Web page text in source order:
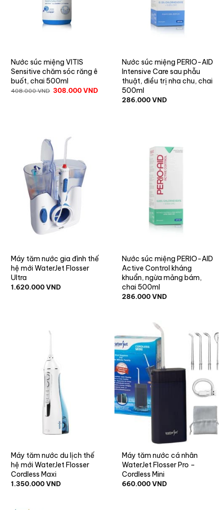
Nước súc miệng VITIS
Sensitive chăm sóc răng ê
buốt, chai 500ml
408.000VND 308.000VND
Nước súc miệng PERIO-AID
Intensive Care sau phẫu
thuật, điều trị nha chu, chai
500ml
286.000VND
Máy tăm nước gia đình thế
hệ mới WaterJet Flosser
Ultra
1.620.000VND
Nước súc miệng PERIO-AID
Active Control kháng
khuẩn, ngừa mảng bám,
chai 500ml
286.000VND
Máy tăm nước du lịch thế
hệ mới WaterJet Flosser
Cordless Maxi
1.350.000VND
Máy tăm nước cá nhân
WaterJet Flosser Pro –
Cordless Mini
660.000VND